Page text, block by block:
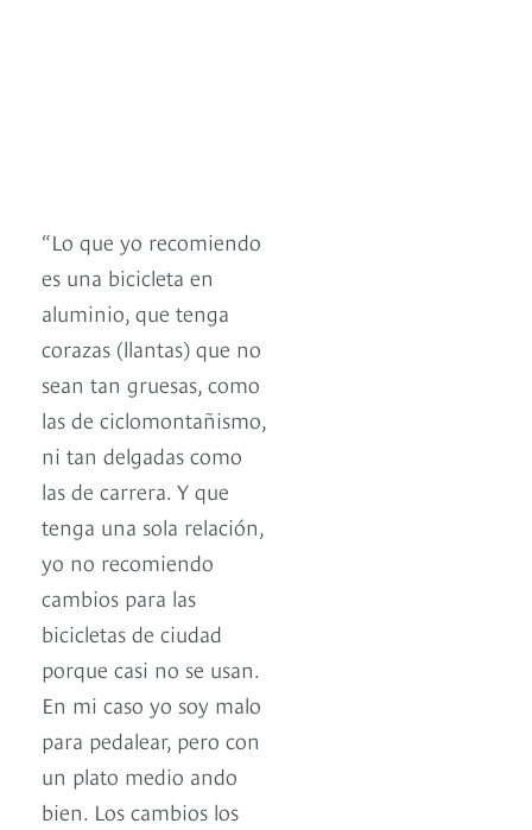
“Lo que yo recomiendo
es una bicicleta en
aluminio, que tenga
corazas (llantas) que no
sean tan gruesas, como
las de ciclomontañismo,
ni tan delgadas como
las de carrera. Y que
tenga una sola relación,
yo no recomiendo
cambios para las
bicicletas de ciudad
porque casi no se usan.
En mi caso yo soy malo
para pedalear, pero con
un plato medio ando
bien. Los cambios los